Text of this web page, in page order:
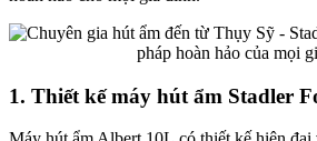
1. Thiết kế máy hút ẩm Stadler